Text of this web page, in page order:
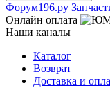
Фoрум196.ру
Онлайн оплата
Наши каналы
Каталог
Возврат
Доставка и